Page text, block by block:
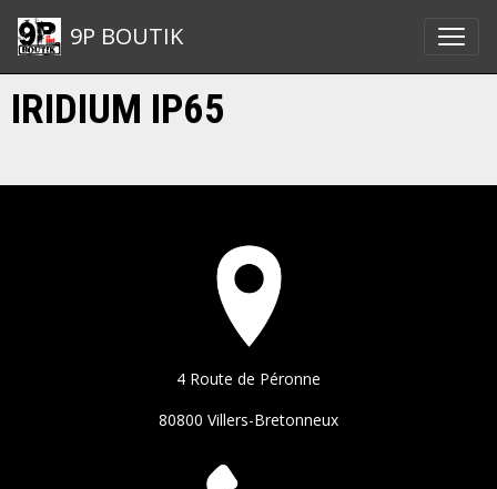
9P BOUTIK
IRIDIUM IP65
4 Route de Péronne
80800 Villers-Bretonneux